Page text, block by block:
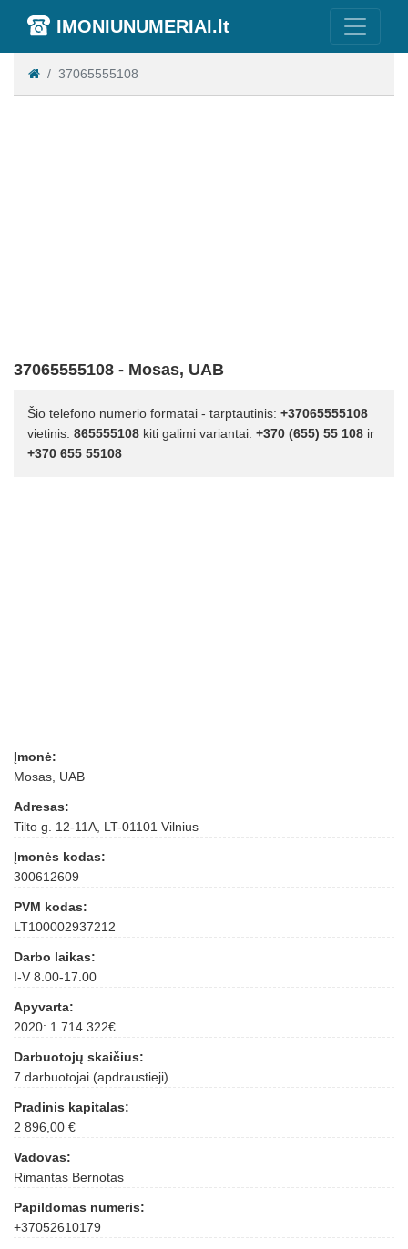
IMONIUNUMERIAI.lt
37065555108
37065555108 - Mosas, UAB
Šio telefono numerio formatai - tarptautinis: +37065555108
vietinis: 865555108 kiti galimi variantai: +370 (655) 55 108 ir
+370 655 55108
Įmonė:
Mosas, UAB
Adresas:
Tilto g. 12-11A, LT-01101 Vilnius
Įmonės kodas:
300612609
PVM kodas:
LT100002937212
Darbo laikas:
I-V 8.00-17.00
Apyvarta:
2020: 1 714 322€
Darbuotojų skaičius:
7 darbuotojai (apdraustieji)
Pradinis kapitalas:
2 896,00 €
Vadovas:
Rimantas Bernotas
Papildomas numeris:
+37052610179